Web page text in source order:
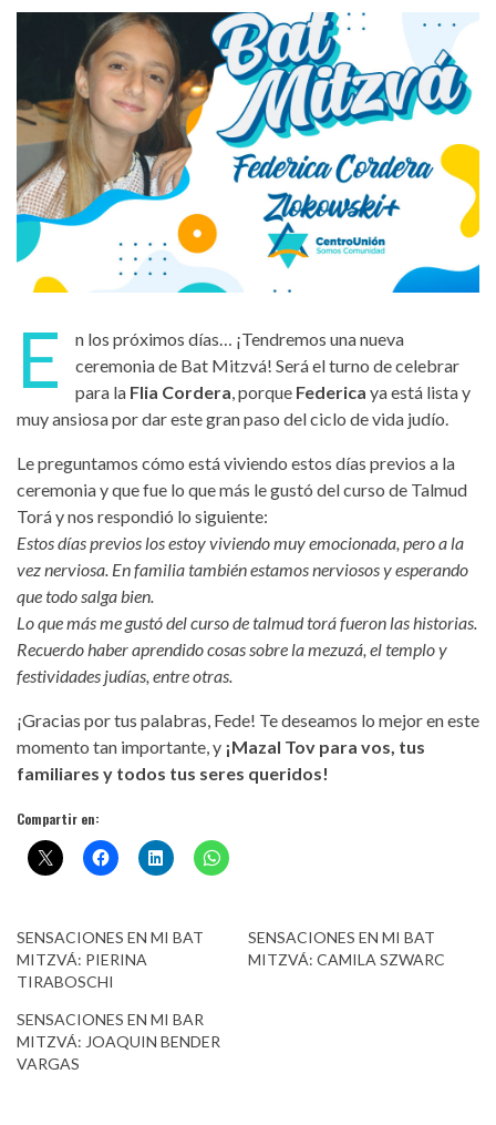
E
n los próximos días… ¡Tendremos una nueva
ceremonia de Bat Mitzvá! Será el turno de celebrar
para la Flia Cordera , porque Federica ya está lista y
muy ansiosa por dar este gran paso del ciclo de vida judío.
Le preguntamos cómo está viviendo estos días previos a la
ceremonia y que fue lo que más le gustó del curso de Talmud
Torá y nos respondió lo siguiente:
Estos días previos los estoy viviendo muy emocionada, pero a la
vez nerviosa. En familia también estamos nerviosos y esperando
que todo salga bien.
Lo que más me gustó del curso de talmud torá fueron las historias.
Recuerdo haber aprendido cosas sobre la mezuzá, el templo y
festividades judías, entre otras.
¡Gracias por tus palabras, Fede! Te deseamos lo mejor en este
momento tan importante, y ¡Mazal Tov para vos, tus
familiares y todos tus seres queridos!
Compartir en:
SENSACIONES EN MI BAT
MITZVÁ: PIERINA
TIRABOSCHI
SENSACIONES EN MI BAT
MITZVÁ: CAMILA SZWARC
SENSACIONES EN MI BAR
MITZVÁ: JOAQUIN BENDER
VARGAS